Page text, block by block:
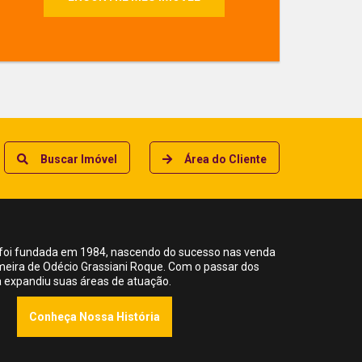
Buscar Imóvel Área do Cliente
fundada em 1984, nascendo do sucesso nas venda
de Odécio Grassiani Roque. Com o passar dos
suas áreas de atuação.
Conheça Nossa História